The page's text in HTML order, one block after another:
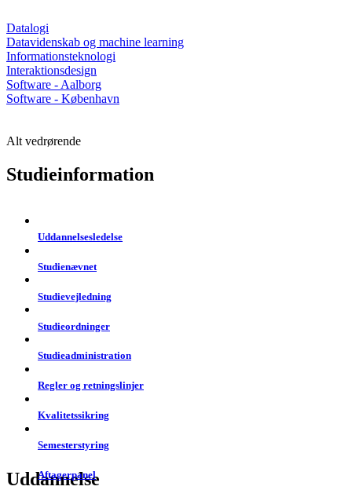
Datalogi
Datavidenskab og machine learning
Informationsteknologi
Interaktionsdesign
Software - Aalborg
Software - København
Alt vedrørende
Studieinformation
Uddannelsesledelse
Studienævnet
Studievejledning
Studieordninger
Studieadministration
Regler og retningslinjer
Kvalitetssikring
Semesterstyring
Aftagerpanel
Uddannelse